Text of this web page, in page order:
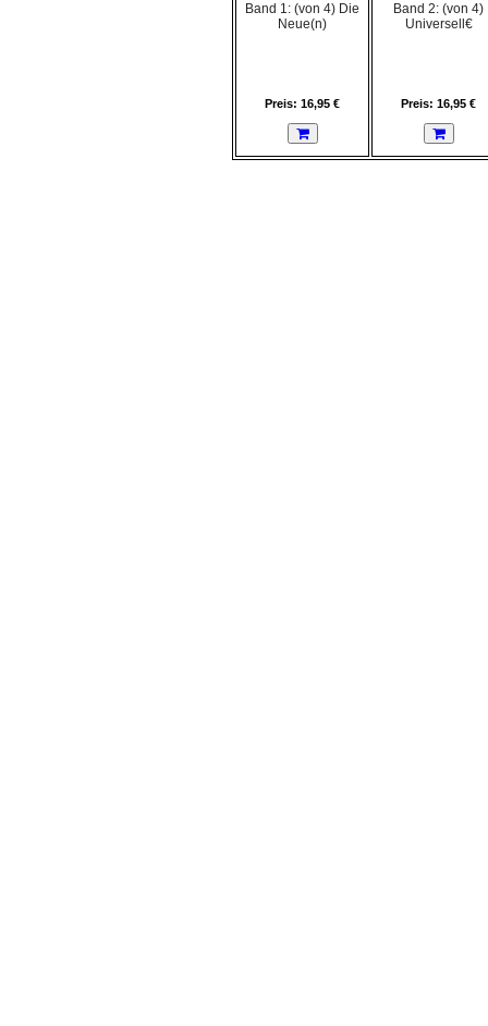
Band 1: (von 4) Die
Neue(n)
Preis: 16,95 €
Band 2: (von 4)
Universell€
Preis: 16,95 €